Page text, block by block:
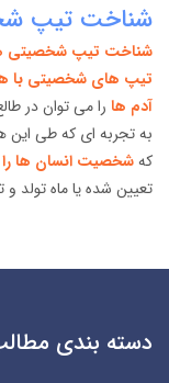
شناخت تیپ
شناخت تیپ شخصیتی
تیپ های شخصیتی با
آدم ها را می توان در
به تجربه ای که طی این
کهشخصیت انسان ها را
تعیین شده یا ماه تولد
دسته بندی